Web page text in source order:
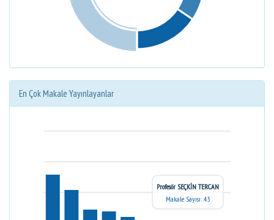
En Çok Makale Yayınlayanlar
Profesör SEÇKİN TERCAN
Makale Sayısı: 43